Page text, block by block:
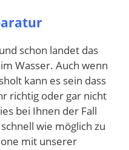
schon landet das
Wasser. Auch wenn
kann es sein dass
richtig oder gar nicht
bei Ihnen der Fall
wie möglich zu
mit unserer